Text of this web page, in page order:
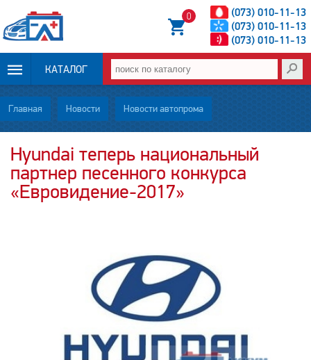
(073) 010-11-13
(073) 010-11-13
(073) 010-11-13
0
КАТАЛОГ
ОПЛАТА И
ДОСТАВКА
НОВОСТИ
СТАТЬИ
Главная Новости Новости автопрома
Hyundai теперь национальный
партнер песенного конкурса
«Евровидение-2017»